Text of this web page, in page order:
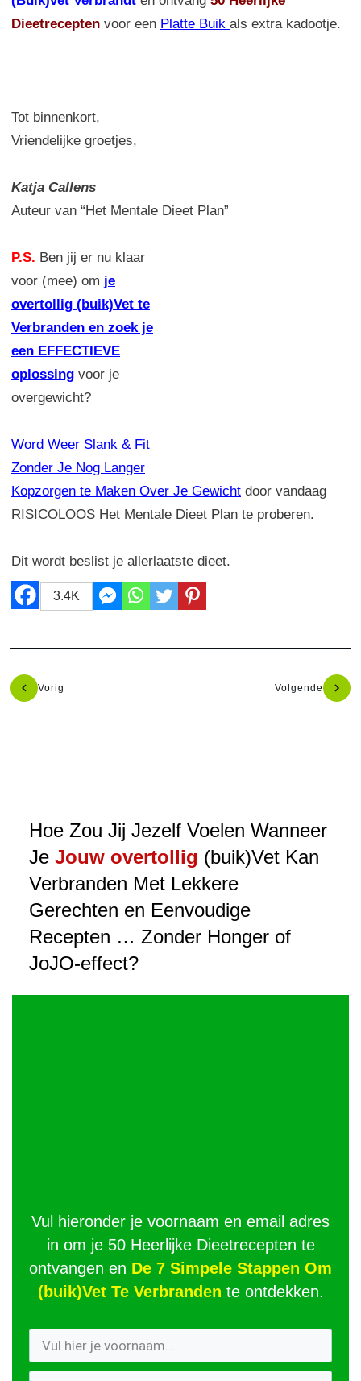
Dieetrecepten voor een Platte Buik als extra kadootje.
Tot binnenkort,
Vriendelijke groetjes,
Katja Callens
Auteur van “Het Mentale Dieet Plan”
P.S. Ben jij er nu klaar
voor (mee) om je
overtollig (buik)Vet te
Verbranden en zoek je
een EFFECTIEVE
oplossing voor je
overgewicht?
Word Weer Slank & Fit
Zonder Je Nog Langer
Kopzorgen te Maken Over Je Gewicht door vandaag
RISICOLOOS Het Mentale Dieet Plan te proberen.
Dit wordt beslist je allerlaatste dieet.
3.4K
Vorig Volgende
Hoe Zou Jij Jezelf Voelen Wanneer
Je Jouw overtollig (buik)Vet Kan
Verbranden Met Lekkere
Gerechten en Eenvoudige
Recepten … Zonder Honger of
JoJO-effect?
Vul hieronder je voornaam en email adres
in om je 50 Heerlijke Dieetrecepten te
ontvangen en De 7 Simpele Stappen Om
(buik)Vet Te Verbranden te ontdekken.